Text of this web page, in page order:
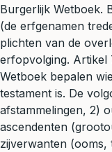
Burgerlijk Wetboek.
(de erfgenamen
plichten van de
erfopvolging. Artikel
Wetboek bepalen
testament is. De
afstammelingen, 2)
ascendenten
zijverwanten (ooms,